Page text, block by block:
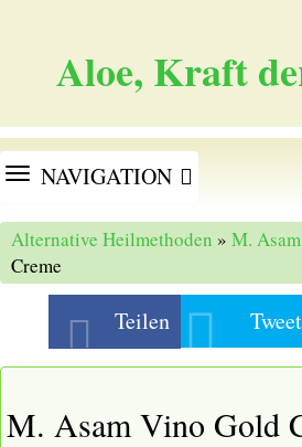
Aloe, Kraft
TOGGLE
NAVIGATION
Alternative Heilmethoden » M. Asam
Creme
Teilen Tweet
M. Asam Vino Gold